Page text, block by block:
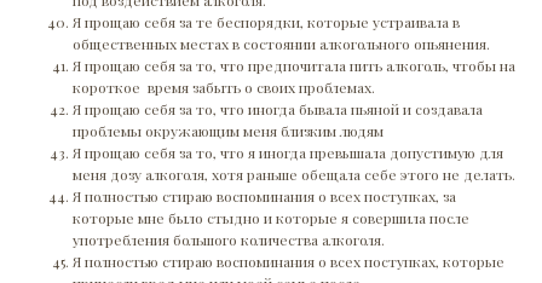
Я прощаю себя за те беспорядки, которые устраивала в
общественных местах в состоянии алкогольного опьянения.
Я прощаю себя за то, что предпочитала пить алкоголь, чтобы на
короткое время забыть о своих проблемах.
Я прощаю себя за то, что иногда бывала пьяной и создавала
проблемы окружающим меня близким людям
Я прощаю себя за то, что я иногда превышала допустимую для
меня дозу алкоголя, хотя раньше обещала себе этого не делать.
Я полностью стираю воспоминания о всех поступках, за
которые мне было стыдно и которые я совершила после
употребления большого количества алкоголя.
Я полностью стираю воспоминания о всех поступках, которые